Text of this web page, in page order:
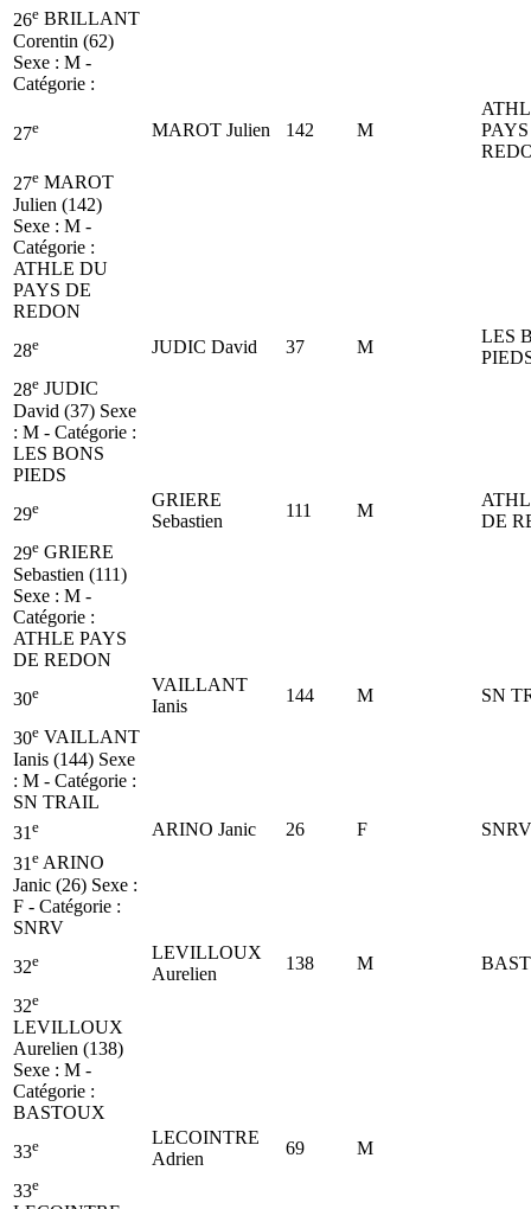
26e BRILLANT
Corentin (62)
Sexe : M -
Catégorie :
27e MAROT Julien 142 M
27e MAROT
Julien (142)
Sexe : M -
Catégorie :
ATHLE DU
PAYS DE
REDON
28e JUDIC David 37 M
LES
28e JUDIC
David (37) Sexe
: M - Catégorie :
LES BONS
PIEDS
29e
GRIERE
Sebastien
111 M
DE
29e GRIERE
Sebastien (111)
Sexe : M -
Catégorie :
ATHLE PAYS
DE REDON
30e
VAILLANT
Ianis
144 M SN
30e VAILLANT
Ianis (144) Sexe
: M - Catégorie :
SN TRAIL
31 e ARINO Janic 26 F
SNRV
31 e ARINO
Janic (26) Sexe :
F - Catégorie :
SNRV
32e
LEVILLOUX
Aurelien
138 M
32e
LEVILLOUX
Aurelien (138)
Sexe : M -
Catégorie :
BASTOUX
33e
LECOINTRE
Adrien
69 M
33e